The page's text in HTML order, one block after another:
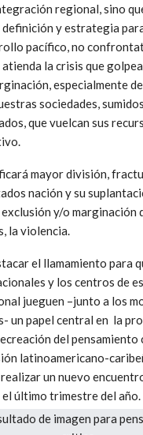
regional, sino
definición y estrategia
pacífico, no
la crisis que
especialmente
sociedades,
que vuelcan sus
mayor división,
nación y su
y/o marginación
la violencia.
el llamamiento para
y los centros de
jueguen –junto a los
un papel central en la
del pensamiento
latinoamericano-
un nuevo
último trimestre del año.